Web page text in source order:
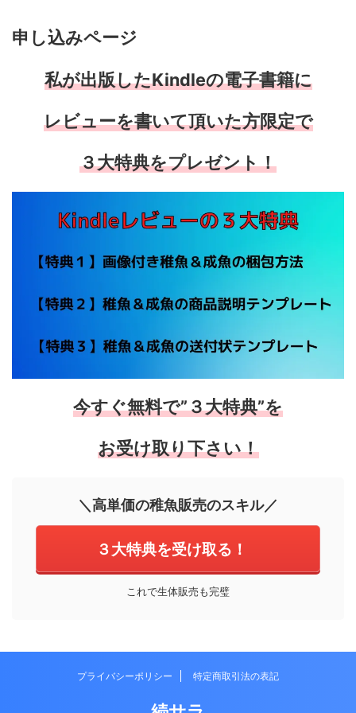
申し込みページ
私が出版したKindleの電子書籍に
レビューを書いて頂いた方限定で
３大特典をプレゼント！
今すぐ無料で”３大特典”を
お受け取り下さい！
＼高単価の稚魚販売のスキル／
３大特典を受け取る！
これで生体販売も完璧
プライバシーポリシー 特定商取引法の表記